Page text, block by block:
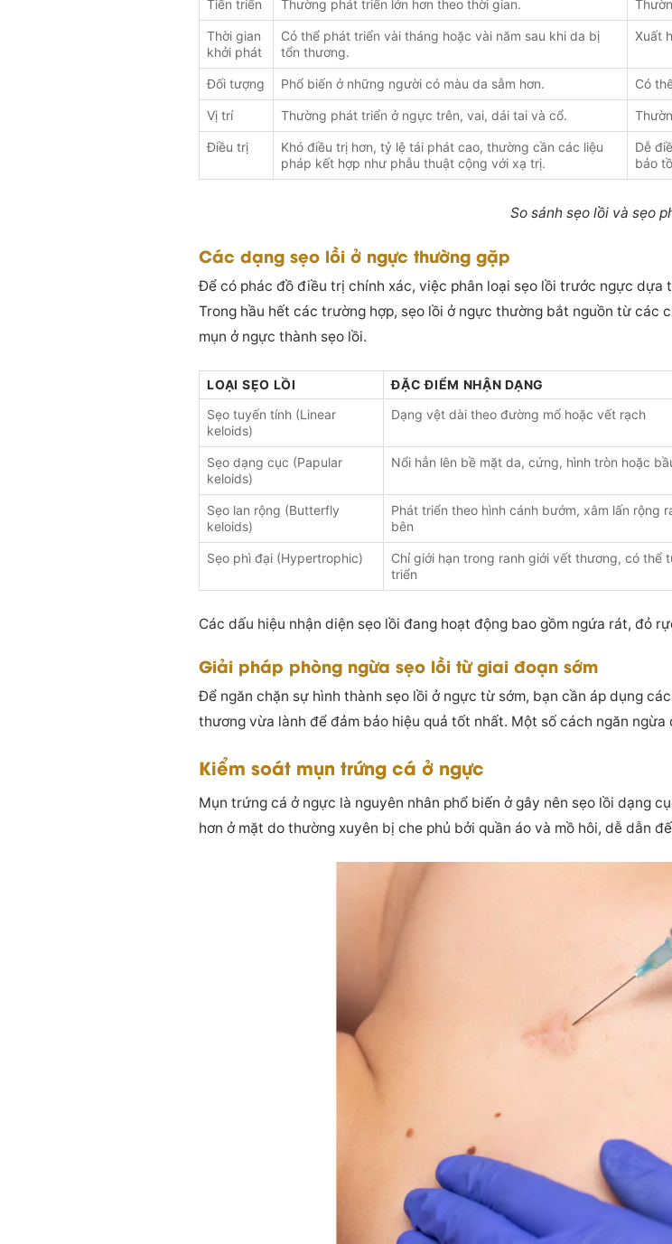
Tiến triển Thường phát triển lớn hơn theo thời gian.
Thời gian
khởi phát
Có thể phát triển vài tháng hoặc vài năm sau khi da bị
tổn thương.
Xuất
Đối tượng Phổ biến ở những người có màu da sẫm hơn. Có
Vị trí Thường phát triển ở ngực trên, vai, dái tai và cổ.
Điều trị
Khó điều trị hơn, tỷ lệ tái phát cao, thường cần các liệu
pháp kết hợp như phẫu thuật cộng với xạ trị.
Dễ
bảo
So sánh sẹo lồi và sẹo
Các dạng sẹo lồi ở ngực thường gặp
Để có phác đồ điều trị chính xác, việc phân loại sẹo lồi trước ngực
Trong hầu hết các trường hợp, sẹo lồi ở ngực thường bắt nguồn từ các
mụn ở ngực thành sẹo lồi.
LOẠI SẸO LỒI ĐẶC ĐIỂM NHẬN DẠNG
Sẹo tuyến tính (Linear
keloids)
Dạng vệt dài theo đường mổ hoặc vết rạch
Sẹo dạng cục (Papular
keloids)
Nổi hẳn lên bề mặt da, cứng, hình tròn hoặc
Sẹo lan rộng (Butterfly
keloids)
Phát triển theo hình cánh bướm, xâm lấn rộng
bên
Sẹo phì đại (Hypertrophic)
Chỉ giới hạn trong ranh giới vết thương, có thể
triển
Các dấu hiệu nhận diện sẹo lồi đang hoạt động bao gồm ngứa rát, đỏ
Giải pháp phòng ngừa sẹo lồi từ giai đoạn sớm
Để ngăn chặn sự hình thành sẹo lồi ở ngực từ sớm, bạn cần áp dụng
thương vừa lành để đảm bảo hiệu quả tốt nhất. Một số cách ngăn
Kiểm soát mụn trứng cá ở ngực
Mụn trứng cá ở ngực là nguyên nhân phổ biến ở gây nên sẹo lồi dạng
hơn ở mặt do thường xuyên bị che phủ bởi quần áo và mồ hôi, dễ dẫn